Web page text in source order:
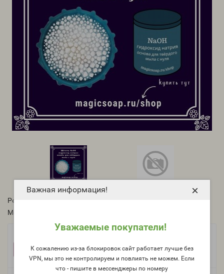
Важная информация!
Уважаемые покупатели!
К сожалению из-за блокировок сайт работает лучше без
VPN, мы это не контролируем и повлиять не можем. Если
что - пишите в мессенджеры по номеру
×
Рейтинг:
Модель:
5 кг +1 760 руб. 1 кг +442 руб.